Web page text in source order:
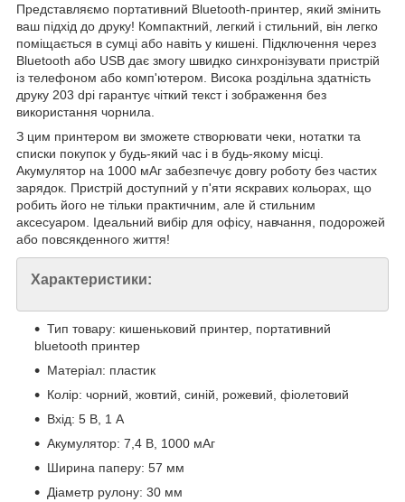
Представляємо портативний Bluetooth-принтер, який змінить
ваш підхід до друку! Компактний, легкий і стильний, він легко
поміщається в сумці або навіть у кишені. Підключення через
Bluetooth або USB дає змогу швидко синхронізувати пристрій
із телефоном або комп'ютером. Висока роздільна здатність
друку 203 dpi гарантує чіткий текст і зображення без
використання чорнила.
З цим принтером ви зможете створювати чеки, нотатки та
списки покупок у будь-який час і в будь-якому місці.
Акумулятор на 1000 мАг забезпечує довгу роботу без частих
зарядок. Пристрій доступний у п'яти яскравих кольорах, що
робить його не тільки практичним, але й стильним
аксесуаром. Ідеальний вибір для офісу, навчання, подорожей
або повсякденного життя!
Характеристики:
Тип товару: кишеньковий принтер, портативний
bluetooth принтер
Матеріал: пластик
Колір: чорний, жовтий, синій, рожевий, фіолетовий
Вхід: 5 В, 1 А
Акумулятор: 7,4 В, 1000 мАг
Ширина паперу: 57 мм
Діаметр рулону: 30 мм